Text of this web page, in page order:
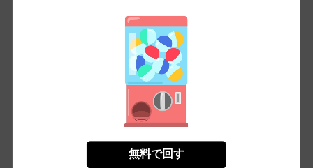
が織りなす物語は、自分自身を見つめ直すきっかけに。特に「きみと
一緒なら」のエピソードが印象に残り、キャリアや人間関係への考え
方が柔軟に変わりそうです。恋愛だけでなく、友達との絆も深まる予
感。日々のライフスタイルを彩るヒントが盛りだくさんで、読むたび
に笑顔になれる内容です。自分の未来を夢見る力を与えてくれる、ま
さに夢中になれる作品。#恋愛小説 #読書好き #心温まる物語 #人生の
もっとみる
無料で回す